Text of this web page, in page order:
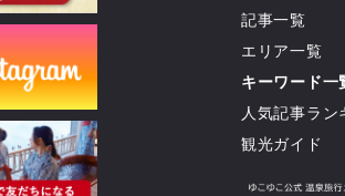
記事一覧
エリア一覧
キーワード一
人気記事ラン
観光ガイド